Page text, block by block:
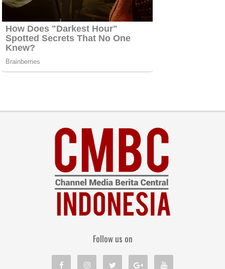
Follow us on